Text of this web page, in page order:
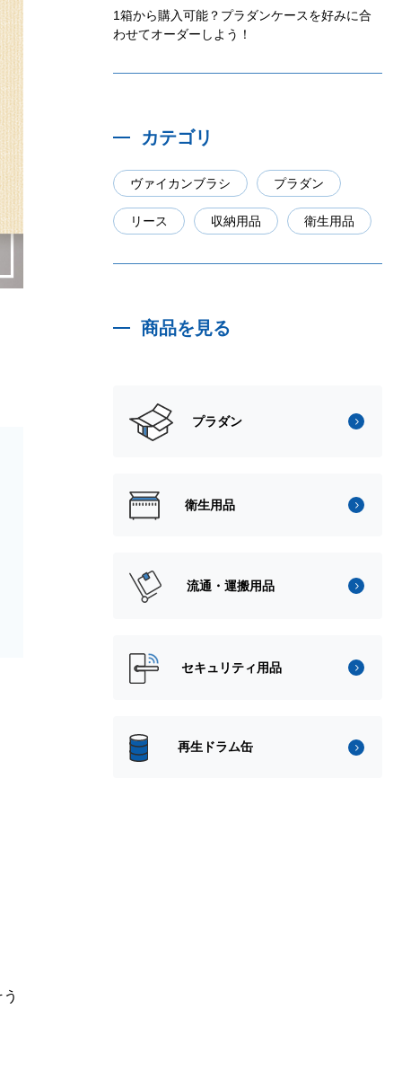
1箱から購入可能？プラダンケースを好みに合
わせてオーダーしよう！
カテゴリ
ヴァイカンブラシ プラダン
リース 収納用品 衛生用品
商品を見る
プラダン
衛生用品
流通・運搬用品
セキュリティ用品
再生ドラム缶